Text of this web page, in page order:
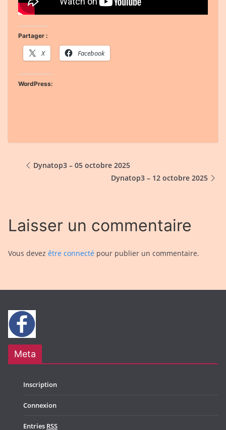
Partager :
X Facebook
WordPress:
Dynatop3 – 05 octobre 2025
Dynatop3 – 12 octobre 2025
Laisser un commentaire
Vous devez être connecté pour publier un commentaire.
Meta
Inscription
Connexion
Entries RSS